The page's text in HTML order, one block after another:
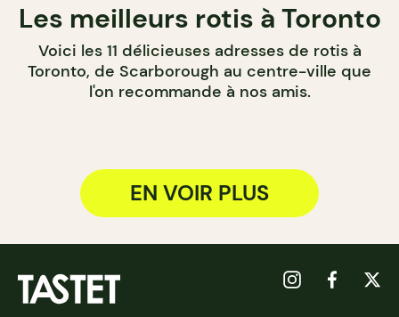
Les meilleurs rotis à Toronto
Voici les 11 délicieuses adresses de rotis à
Toronto, de Scarborough au centre-ville que
l'on recommande à nos amis.
EN VOIR PLUS